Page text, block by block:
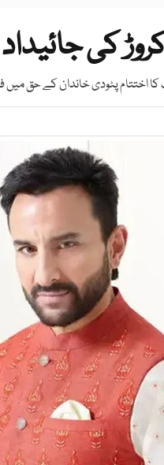
کی
اختتام پٹودی خاندان کے حق میں